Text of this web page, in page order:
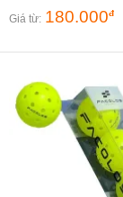
Giá từ: 180.000đ